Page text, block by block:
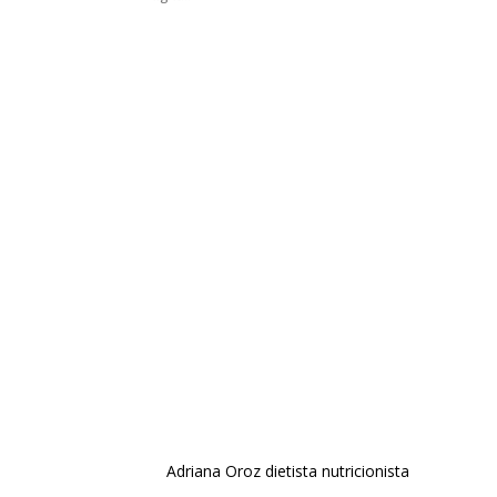
Adriana Oroz dietista nutricionista